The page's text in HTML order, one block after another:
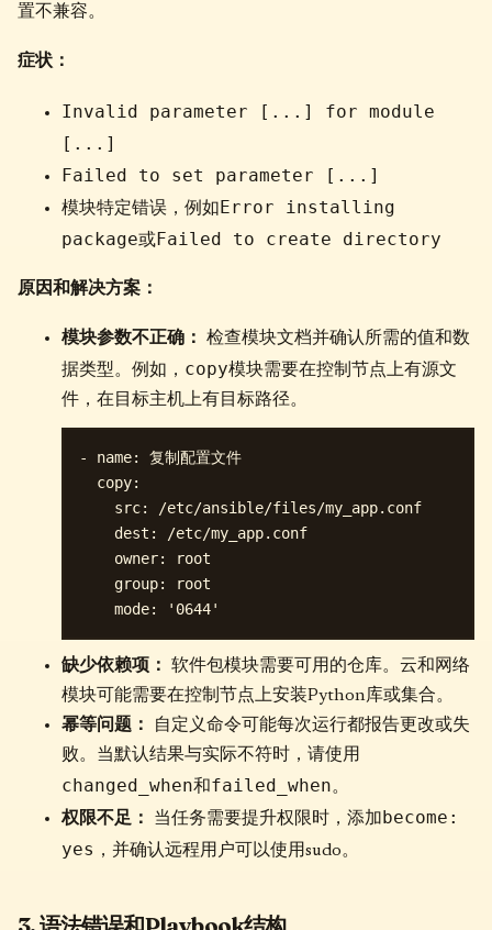
置不兼容。
症状：
Invalid parameter [...] for module
[...]
Failed to set parameter [...]
模块特定错误，例如Error installing
package或Failed to create directory
原因和解决方案：
模块参数不正确：
检查模块文档并确认所需的值和数
据类型。例如， copy模块需要在控制节点上有源文
件，在目标主机上有目标路径。
- name: 复制配置文件
  copy:
    src: /etc/ansible/files/my_app.conf
    dest: /etc/my_app.conf
    owner: root
    group: root
缺少依赖项：
软件包模块需要可用的仓库。云和网络
模块可能需要在控制节点上安装Python库或集合。
幂等问题：
自定义命令可能每次运行都报告更改或失
败。当默认结果与实际不符时，请使用
changed_when和failed_when。
权限不足：
当任务需要提升权限时，添加 become:
yes ，并确认远程用户可以使用sudo。